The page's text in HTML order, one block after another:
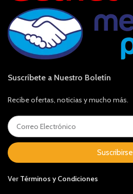
Suscríbete a Nuestro Boletín
Recibe ofertas, noticias y mucho más.
Suscribirse
Ver Términos y Condiciones